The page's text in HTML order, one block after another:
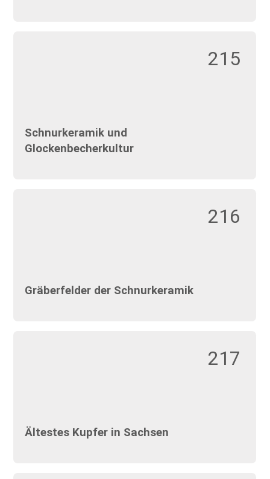
215
Schnurkeramik und
Glockenbecherkultur
216
Gräberfelder der Schnurkeramik
217
Ältestes Kupfer in Sachsen